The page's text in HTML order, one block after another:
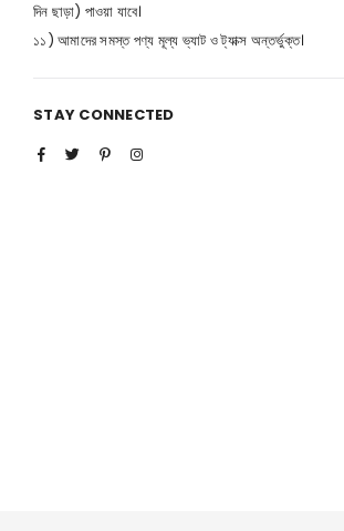
দিন ছাড়া) পাওয়া যাবে।
১১) আমাদের সমস্ত পণ্য মূল্য ভ্যাট ও ট্যাক্স অন্তর্ভুক্ত।
STAY CONNECTED